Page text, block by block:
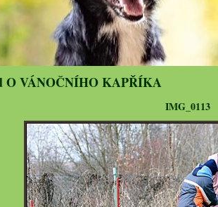
O VÁNOČNÍHO KAPŘÍKA
IMG_0113